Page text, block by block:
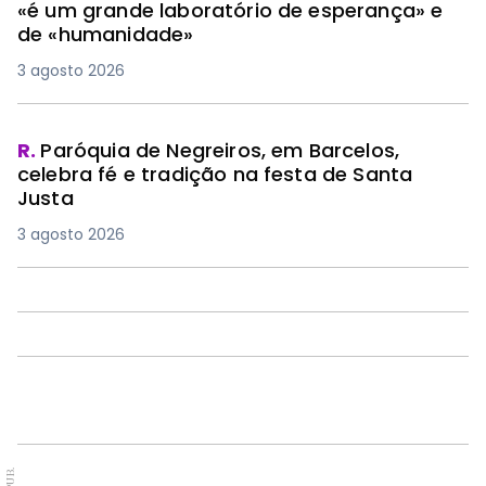
«é um grande laboratório de esperança» e
de «humanidade»
3 agosto 2026
R. Paróquia de Negreiros, em Barcelos,
celebra fé e tradição na festa de Santa
Justa
3 agosto 2026
PUB.